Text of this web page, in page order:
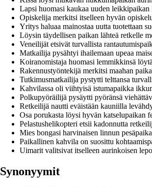
Lapsi huomasi kaukaa uuden leikkipaikan
Opiskelija merkitsi itselleen hyvän
Yritys haluaa mainostaa uutta tuotettaan
Löysin täydellisen paikan lähteä retkelle
Veneilijät etsivät turvallista
Matkailija pysähtyi ihailemaan upeaa
Koiranomistaja huomasi lemmikkinsä
Rakennustyöntekijä merkitsi maahan
Tutkimusmatkailija pystytti telttansa
Kahvilassa oli viihtyisä istumapaikka
Polkupyöräilijä pysäytti pyöränsä
Retkeilijä nautti eväistään kauniilla
Osa porukasta löysi hyvän katselupaikan
Pelastushelikopteri etsii kadonnutta
Mies bongasi harvinaisen linnun
Paikallinen kahvila on suosittu
Uimarit valitsivat itselleen aurinkoisen
Synonyymit